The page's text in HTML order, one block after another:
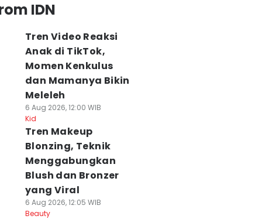
IDN
Tren Video Reaksi
Anak di TikTok,
Momen Kenkulus
dan Mamanya Bikin
Meleleh
6 Aug 2026, 12:00 WIB
Kid
Tren Makeup
Blonzing, Teknik
Menggabungkan
Blush dan Bronzer
yang Viral
6 Aug 2026, 12:05 WIB
Beauty